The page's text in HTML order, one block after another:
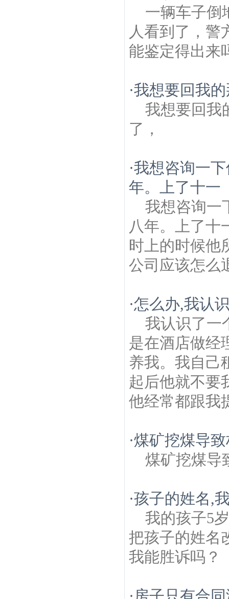
一辆车子倒
人看到了，警
能鉴定得出来
·我想要回我
我想要回我
了，
·我想咨询一
年。上了十一
我想咨询一
八年。上了十
时上的时候他
公司应该怎么
·怎么办,我认
我认识了一
是在酒店做经
养我。我自己
起后他就不要
他经常都跟我
·煤矿挖煤导
煤矿挖煤导
·孩子的姓名,
我的孩子5
把孩子的姓名
我能胜诉吗？